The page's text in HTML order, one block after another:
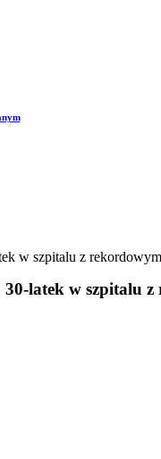
w szpitalu z
latek w szpitalu